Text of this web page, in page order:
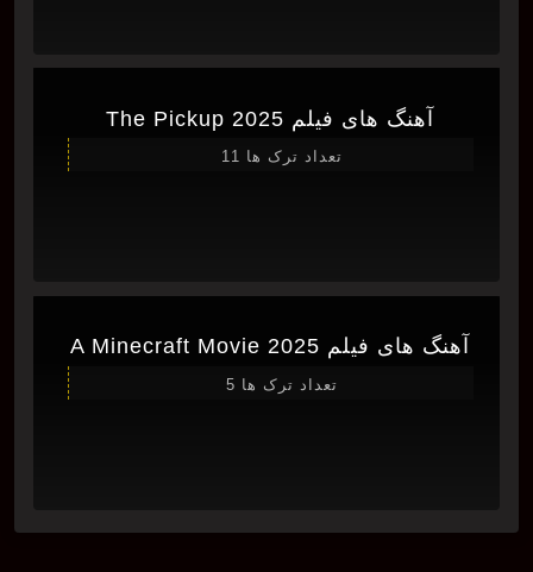
آهنگ های فیلم The Pickup 2025
تعداد ترک ها 11
آهنگ های فیلم A Minecraft Movie 2025
تعداد ترک ها 5